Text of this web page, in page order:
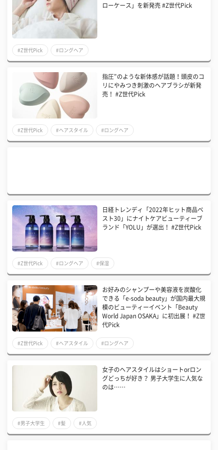
ローケース」を新発売 #Z世代Pick
#Z世代Pick #ロングヘア
指圧”のような新体感が話題！頭皮のコ
リにやみつき刺激のヘアブラシが新発
売！ #Z世代Pick
#Z世代Pick #ヘアスタイル #ロングヘア
日経トレンディ「2022年ヒット商品ベ
スト30」にナイトケアビューティーブ
ランド「YOLU」が選出！ #Z世代Pick
#Z世代Pick #ロングヘア #保湿
お好みのシャンプーや美容液を炭酸化
できる「e-soda beauty」が国内最大規
模のビューティーイベント「Beauty
World Japan OSAKA」に初出展！ #Z世
代Pick
#Z世代Pick #ヘアスタイル #ロングヘア
女子のヘアスタイルはショートorロン
グどっちが好き？ 男子大学生に人気な
のは……
#男子大学生 #髪 #人気